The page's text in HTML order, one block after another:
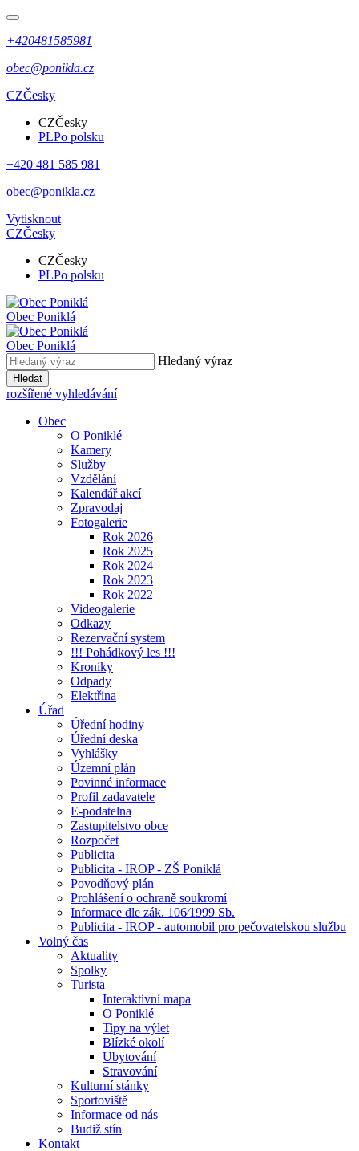
+420481585981
obec@ponikla.cz
CZČesky
CZČesky
PLPo polsku
+420 481 585 981
obec@ponikla.cz
Vytisknout
CZČesky
CZČesky
PLPo polsku
Obec Poniklá
Obec Poniklá
Hledaný výraz
Hledat
rozšířené vyhledávání
Obec
O Poniklé
Kamery
Služby
Vzdělání
Kalendář akcí
Zpravodaj
Fotogalerie
Rok 2026
Rok 2025
Rok 2024
Rok 2023
Rok 2022
Videogalerie
Odkazy
Rezervační system
!!! Pohádkový les !!!
Kroniky
Odpady
Elektřina
Úřad
Úřední hodiny
Úřední deska
Vyhlášky
Územní plán
Povinné informace
Profil zadavatele
E-podatelna
Zastupitelstvo obce
Rozpočet
Publicita
Publicita - IROP - ZŠ Poniklá
Povodňový plán
Prohlášení o ochraně soukromí
Informace dle zák. 106⁄1999 Sb.
Publicita - IROP - automobil pro pečovatelskou službu
Volný čas
Aktuality
Spolky
Turista
Interaktivní mapa
O Poniklé
Tipy na výlet
Blízké okolí
Ubytování
Stravování
Kulturní stánky
Sportoviště
Informace od nás
Budiž stín
Kontakt